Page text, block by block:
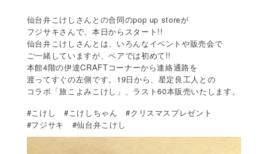
仙台弁こけしさんとの合同のpop up storeが
フジサキさんで、本日からスタート!!
仙台弁こけしさんとは、いろんなイベントや販売会で
ご一緒していますが、ペアでは初めて!!
本館4階の伊達CRAFTコーナーから連絡通路を
渡ってすぐの左側です。19日から、星定良工人との
コラボ「旅こよみこけし」、ラスト60本販売いたします。
#こけし #こけしちゃん #クリスマスプレゼント
#フジサキ #仙台弁こけし